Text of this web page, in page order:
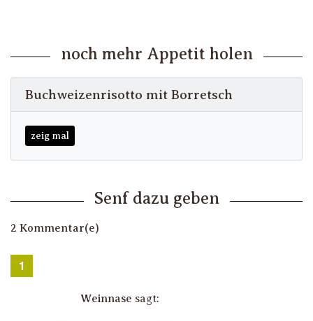
noch mehr Appetit holen
Buchweizenrisotto mit Borretsch
zeig mal
Senf dazu geben
2 Kommentar(e)
Weinnase sagt: